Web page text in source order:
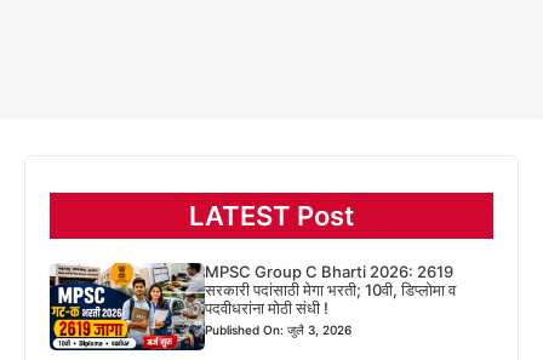
LATEST Post
MPSC Group C Bharti 2026: 2619
सरकारी पदांसाठी मेगा भरती; 10वी, डिप्लोमा व
पदवीधरांना मोठी संधी !
Published On: जुलै 3, 2026